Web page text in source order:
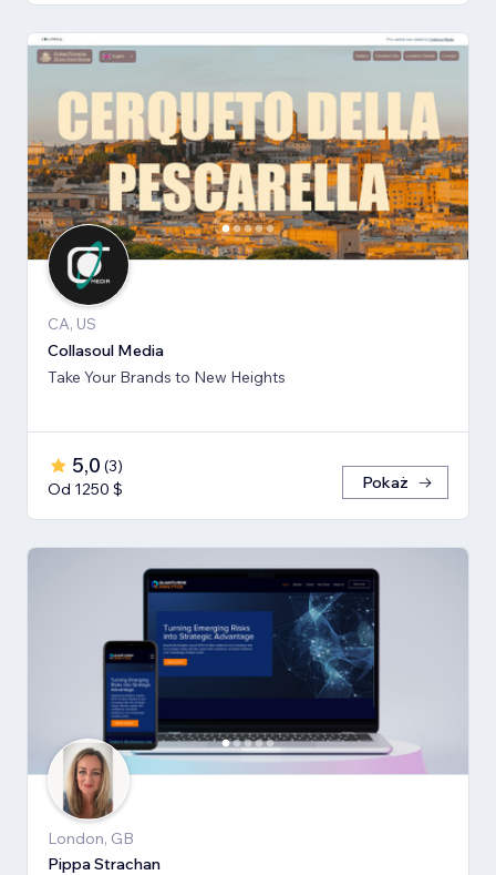
CA, US
Collasoul Media
Take Your Brands to New Heights
5,0 (3)
Od 1250 $
Pokaż
London, GB
Pippa Strachan